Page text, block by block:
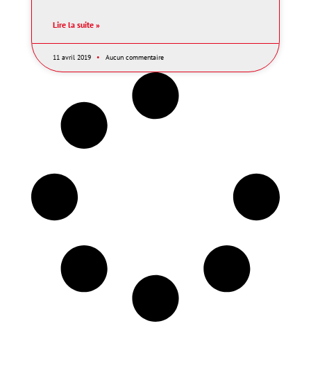
Lire la suite »
11 avril 2019 Aucun commentaire